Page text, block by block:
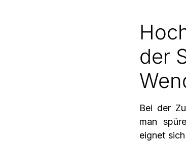
der
Bei der
man
eignet